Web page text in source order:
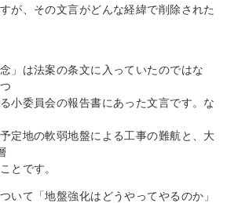
が、その文言がどんな経緯で削除された
」は法案の条文に入っていたのではな
小委員会の報告書にあった文言です。な
定地の軟弱地盤による工事の難航と、大
とです。
いて「地盤強化はどうやってやるのか」